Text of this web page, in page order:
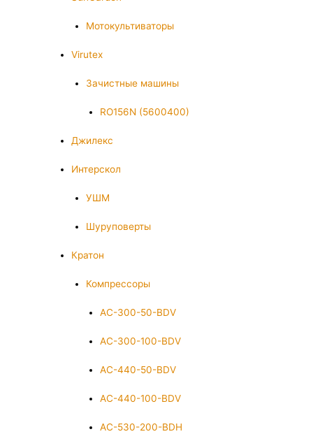
Мотокультиваторы
Virutex
Зачистные машины
RO156N (5600400)
Джилекс
Интерскол
УШМ
Шуруповерты
Кратон
Компрессоры
AC-300-50-BDV
AC-300-100-BDV
AC-440-50-BDV
AC-440-100-BDV
AC-530-200-BDH